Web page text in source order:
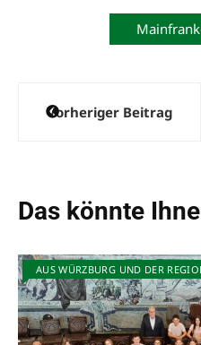
Vorheriger Beitrag
Das könnte
AUS WÜRZBURG UND DER